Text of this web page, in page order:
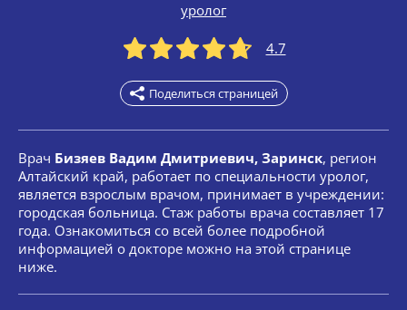
уролог
4.7
Поделиться страницей
Врач Бизяев Вадим Дмитриевич, Заринск, регион
Алтайский край, работает по специальности уролог,
является взрослым врачом, принимает в учреждении:
городская больница. Стаж работы врача составляет 17
года. Ознакомиться со всей более подробной
информацией о докторе можно на этой странице
ниже.